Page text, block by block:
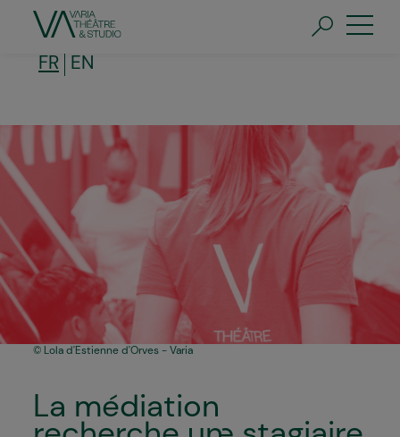
contenu
FR EN
Lola d'Estienne d'Orves - Varia
La médiation